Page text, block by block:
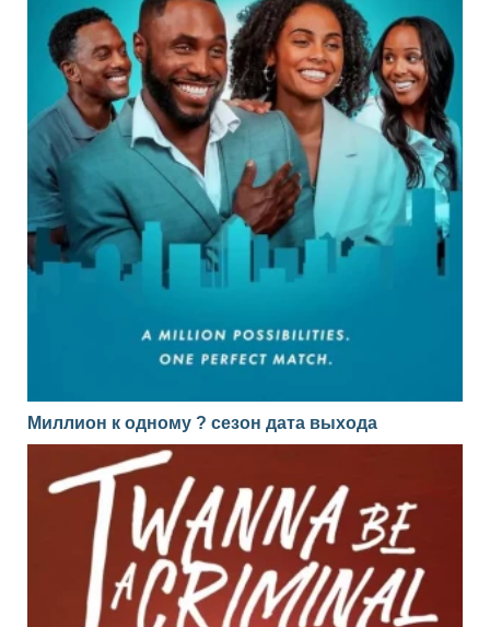
Миллион к одному ? сезон дата выхода